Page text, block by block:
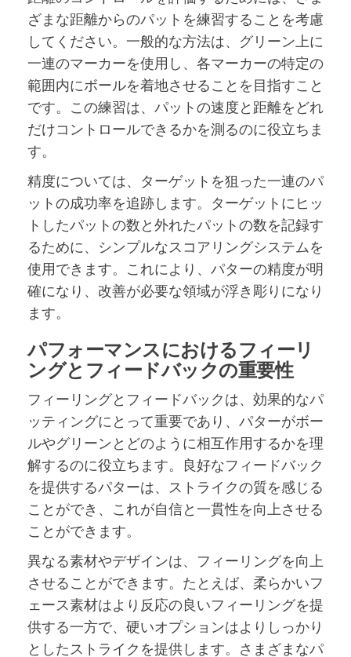
ざまな距離からのパットを練習することを考慮
してください。一般的な方法は、グリーン上に
一連のマーカーを使用し、各マーカーの特定の
範囲内にボールを着地させることを目指すこと
です。この練習は、パットの速度と距離をどれ
だけコントロールできるかを測るのに役立ちま
す。
精度については、ターゲットを狙った一連のパ
ットの成功率を追跡します。ターゲットにヒッ
トしたパットの数と外れたパットの数を記録す
るために、シンプルなスコアリングシステムを
使用できます。これにより、パターの精度が明
確になり、改善が必要な領域が浮き彫りになり
ます。
パフォーマンスにおけるフィーリ
ングとフィードバックの重要性
フィーリングとフィードバックは、効果的なパ
ッティングにとって重要であり、パターがボー
ルやグリーンとどのように相互作用するかを理
解するのに役立ちます。良好なフィードバック
を提供するパターは、ストライクの質を感じる
ことができ、これが自信と一貫性を向上させる
ことができます。
異なる素材やデザインは、フィーリングを向上
させることができます。たとえば、柔らかいフ
ェース素材はより反応の良いフィーリングを提
供する一方で、硬いオプションはよりしっかり
としたストライクを提供します。さまざまなパ